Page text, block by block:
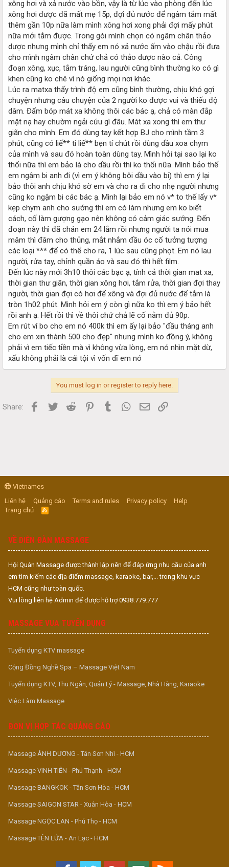
xông hơi và xả nước vào bồn, vậy là từ lúc vào phòng đến lúc
xông hơi được đã mất mẹ 15p, đợi đủ nước để ngâm tắm mất
thêm gần 10p nữa làm mình xông hơi xong phải đợi mấy phút
nữa mới tắm được. Trong gói mình chọn có ngâm chân thảo
dược nhưng mình chỉ thấy em nó xả nước ấm vào chậu rồi đưa
cho mình ngâm chân chứ chả có thảo dược nào cả. Công
đoạn xông, xục, tắm tráng, lau người cũng bình thường ko có gì
khen cũng ko chê vì nó giống mọi nơi khác.
Lúc ra matxa thấy trình độ em cũng bình thường, chịu khó gợi
chuyện nhưng câu chuyện của 2 người ko được vui và thiếu độ
dâm. Đấm bóp mát xa không thôi các bác ạ, chả có màn đắp
mặt nạ hay chườm ngải cứu gì đâu. Mát xa xong thì em thư
giãn cho mình. Em đó dùng tay kết hợp BJ cho mình tầm 3
phút, cũng có liế** ti liế** bẹn tí chút rồi dùng dầu xoa chym
của mình và sau đó hoàn toàn dùng tay. Mình hỏi tại sao lại ko
thổi nữa thì em bảo là cho dầu rồi thì ko thổi nữa. Mình bảo thế
em ngậm bi anh đi (vì em ý không bôi dầu vào bi) thì em ý lại
bảo thôi anh chịu khó sờ em và cho ra đi cho nhẹ người nhưng
cũng ko ngậm bi các bác ạ. Mình lại bảo em nó v* to thế lấy v*
kẹp chym anh cho sướng thì em có làm nhưng em ko biết
cách, cố làm gượng gạo nên không có cảm giác sướng. Đến
đoạn này thì đã chán em 24 lắm rồi nhưng người ta nói mua
mâm thì đâm cho thủng, mắt nhắm đầu óc cố tưởng tượng
các loại *** để có thể cho ra, 1 lúc sau cũng phọt. Em nó lau
người, rửa tay, chỉnh quần áo và sau đó thì hết film.
Đến lúc này mới 3h10 thôi các bạc ạ, tính cả thời gian mat xa,
thời gian thư giãn, thời gian xông hơi, tắm rửa, thời gian đợi thay
người, thời gian đợi có hơi để xông và đợi đủ nước để tắm là
tròn 1h02 phút. Mình hỏi em ý còn gì nữa ko thì em ý bảo hết
rồi anh ạ. Hết rồi thì về thôi chứ chả lẽ cố nằm đủ 90p.
Em rút ví bo cho em nó 400k thì em ấy lại bảo "đầu tháng anh
cho em xin thành 500 cho đẹp" nhưng mình ko đồng ý, không
phải vì em tiếc tiền mà vì không vừa lòng, em nó nhìn mặt dừ,
xấu không phải là cái tội vì vốn dĩ em nó
You must log in or register to reply here.
Share: Facebook
Twitter Reddit PinterestTumblr WhatsApp
Email
Vietnames
Liên hệ
Quảng cáo Terms and rules Privacy policy
Help
Trang chủ
R
S
VỀ DIỄN ĐÀN MASSAGE
Hội Quán Massage được thành lập nên để đáp ứng nhu cầu của anh
em tìm kiếm các địa điểm massage, karaoke, bar,... trong khu vực
HCM cũng như toàn quốc.
Vui lòng liên hệ Admin để được hỗ trợ 0938.779.777
MASSAGE VUA TUYỂN DỤNG
Tuyển dụng KTV massage
Cộng Đồng Nghề Spa – Massage Việt Nam
Tuyển dụng KTV, Thu Ngân, Quản Lý - Massage, Nhà Hàng, Karaoke
Việc Làm Massage
ĐƠN VỊ HỢP TÁC QUẢNG CÁO
Massage ÁNH DƯƠNG - Tân Sơn Nhì - HCM
Massage VINH TIÊN - Phú Thạnh - HCM
Massage BANGKOK - Tân Sơn Hòa - HCM
Massage SAIGON STAR - Xuân Hòa - HCM
Massage NGỌC LAN - Phú Thọ - HCM
Massage TÊN LỬA - An Lạc - HCM